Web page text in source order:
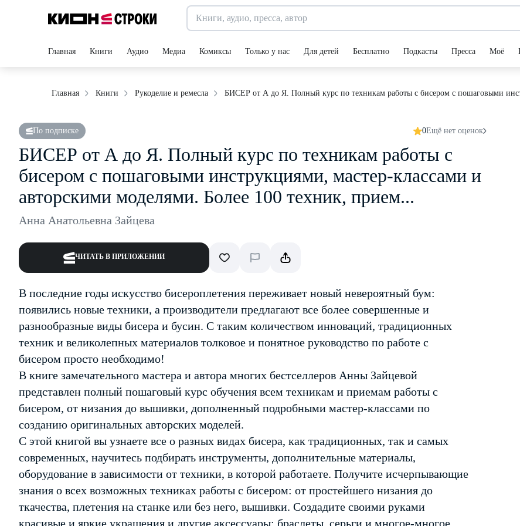
Главная Книги Аудио Медиа Комиксы Только у нас Для детей Бесплатно Подкасты Пресса Моё
Главная Книги Рукоделие и ремесла БИСЕР от А до Я. Полный курс по техникам работы с бисером с пошаговыми
По подписке 0Ещё нет оценок
БИСЕР от А до Я. Полный курс по техникам работы с
бисером с пошаговыми инструкциями, мастер-классами и
авторскими моделями. Более 100 техник, прием...
Анна Анатольевна Зайцева
ЧИТАТЬ В ПРИЛОЖЕНИИ
В последние годы искусство бисероплетения переживает новый невероятный бум:
появились новые техники, а производители предлагают все более совершенные и
разнообразные виды бисера и бусин. С таким количеством инноваций, традиционных
техник и великолепных материалов толковое и понятное руководство по работе с
бисером просто необходимо!
В книге замечательного мастера и автора многих бестселлеров Анны Зайцевой
представлен полный пошаговый курс обучения всем техникам и приемам работы с
бисером, от низания до вышивки, дополненный подробными мастер-классами по
созданию оригинальных авторских моделей.
С этой книгой вы узнаете все о разных видах бисера, как традиционных, так и самых
современных, научитесь подбирать инструменты, дополнительные материалы,
оборудование в зависимости от техники, в которой работаете. Получите исчерпывающие
знания о всех возможных техниках работы с бисером: от простейшего низания до
ткачества, плетения на станке или без него, вышивки. Создадите своими руками
красивые и яркие украшения и другие аксессуары: браслеты, серьги и многое-многое